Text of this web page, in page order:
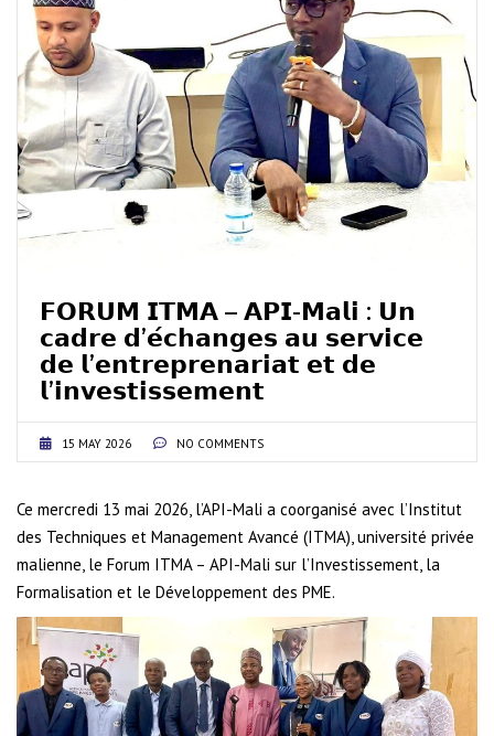
𝗙𝗢𝗥𝗨𝗠 𝗜𝗧𝗠𝗔 – 𝗔𝗣𝗜-𝗠𝗮𝗹𝗶 : 𝗨𝗻
𝗰𝗮𝗱𝗿𝗲 𝗱’𝗲́𝗰𝗵𝗮𝗻𝗴𝗲𝘀 𝗮𝘂 𝘀𝗲𝗿𝘃𝗶𝗰𝗲
𝗱𝗲 𝗹’𝗲𝗻𝘁𝗿𝗲𝗽𝗿𝗲𝗻𝗮𝗿𝗶𝗮𝘁 𝗲𝘁 𝗱𝗲
𝗹’𝗶𝗻𝘃𝗲𝘀𝘁𝗶𝘀𝘀𝗲𝗺𝗲𝗻𝘁
15 MAY 2026 NO COMMENTS
Ce mercredi 13 mai 2026, l’API-Mali a coorganisé avec l’Institut
des Techniques et Management Avancé (ITMA), université privée
malienne, le Forum ITMA – API-Mali sur l’Investissement, la
Formalisation et le Développement des PME.